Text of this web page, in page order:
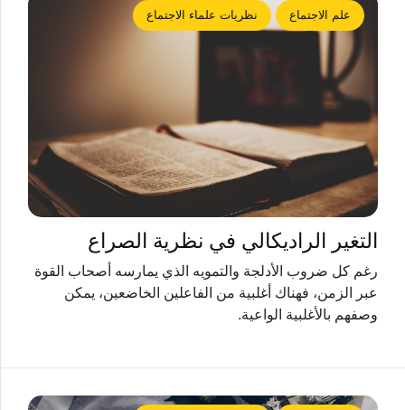
علم الاجتماع نظريات علماء الاجتماع
التغير الراديكالي في نظرية الصراع
رغم كل ضروب الأدلجة والتمويه الذي يمارسه أصحاب القوة
عبر الزمن، فهناك أغلبية من الفاعلين الخاضعين، يمكن
وصفهم بالأغلبية الواعية.